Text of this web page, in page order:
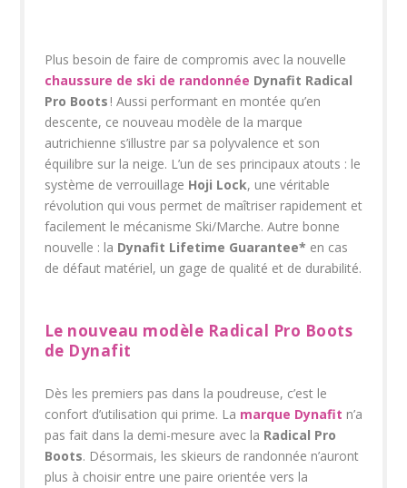
Plus besoin de faire de compromis avec la nouvelle
chaussure de ski de randonnée Dynafit Radical
Pro Boots ! Aussi performant en montée qu’en
descente, ce nouveau modèle de la marque
autrichienne s’illustre par sa polyvalence et son
équilibre sur la neige. L’un de ses principaux atouts : le
système de verrouillage Hoji Lock, une véritable
révolution qui vous permet de maîtriser rapidement et
facilement le mécanisme Ski/Marche. Autre bonne
nouvelle : la Dynafit Lifetime Guarantee* en cas
de défaut matériel, un gage de qualité et de durabilité.
Le nouveau modèle Radical Pro Boots
de Dynafit
Dès les premiers pas dans la poudreuse, c’est le
confort d’utilisation qui prime. La marque Dynafit n’a
pas fait dans la demi-mesure avec la Radical Pro
Boots. Désormais, les skieurs de randonnée n’auront
plus à choisir entre une paire orientée vers la